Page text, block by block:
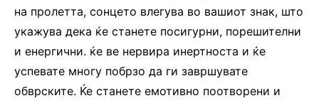
на пролетта, сонцето влегува во вашиот знак, што
укажува дека ќе станете посигурни, порешителни
и енергични. ќе ве нервира инертноста и ќе
успевате многу побрзо да ги завршувате
обврските. Ќе станете емотивно поотворени и